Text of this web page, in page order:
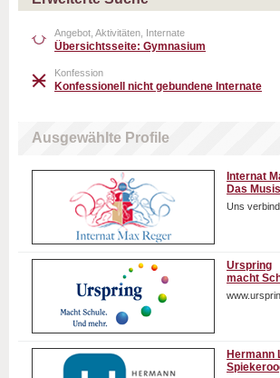
Angebot, Aktivitäten, Internate
Übersichtsseite: Gymnasium
Konfession
Konfessionell nicht gebundene Internate
Ausgewählte Profile
Internat
Das
Uns
Urspring
macht
Hermann